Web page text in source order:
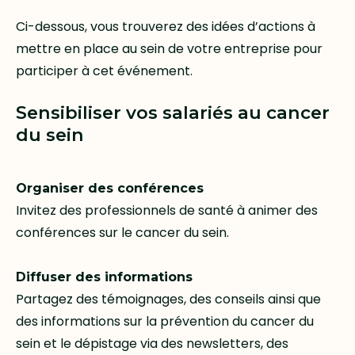
Ci-dessous, vous trouverez des idées d’actions à
mettre en place au sein de votre entreprise pour
participer à cet événement.
Sensibiliser vos salariés au cancer
du sein
Organiser des conférences
Invitez des professionnels de santé à animer des
conférences sur le cancer du sein.
Diffuser des informations
Partagez des témoignages, des conseils ainsi que
des informations sur la prévention du cancer du
sein et le dépistage via des newsletters, des